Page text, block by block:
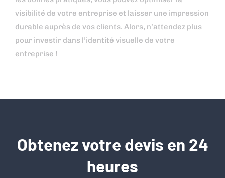
visibilité de votre entreprise et laisser une impression
durable auprès de vos clients. Alors, n’attendez plus
pour investir dans l’identité visuelle de votre
entreprise !
Obtenez votre devis en 24
heures